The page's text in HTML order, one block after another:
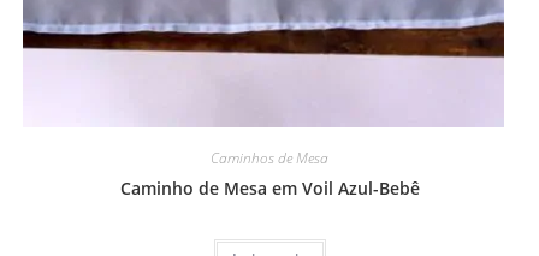
Caminhos de Mesa
Caminho de Mesa em Voil Azul-Bebê